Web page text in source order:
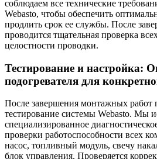
соблюдаем все технические
Webasto, чтобы обеспечить
продлить срок ее службы. После
проводится тщательная проверка
целостности проводки.
Тестирование и настройка:
подогревателя для
После завершения монтажных работ
тестирование системы Webasto. Мы
специализированное
проверки работоспособности всех
насос, топливный модуль, свечу
блок управления. Проверяется